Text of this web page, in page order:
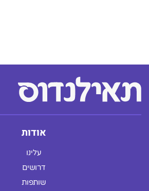
אודות
עלינו
דרושים
שותפות